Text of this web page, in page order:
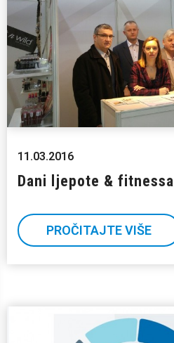
11.03.2016
Dani ljepote & fitnessa
PROČITAJTE VIŠE